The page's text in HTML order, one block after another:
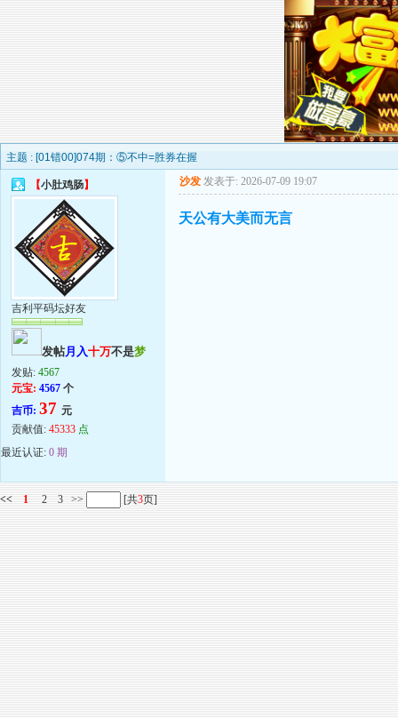
主题 : [01错00]074期：⑤不中=胜券在握
【小肚鸡肠】
吉利平码坛好友
发帖月入十万不是梦
发贴: 4567
元宝: 4567 个
吉币: 37 元
贡献值: 45333 点
最近认证: 0 期
沙发 发表于: 2026-07-09 19:07
天公有大美而无言
<< 1 2 3 >> [共3页]